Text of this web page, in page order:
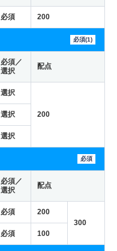
必須 200
必須(1)
必須／
選択
配点
選択
200
選択
選択
必須
必須／
選択
配点
必須
200
300
必須 100